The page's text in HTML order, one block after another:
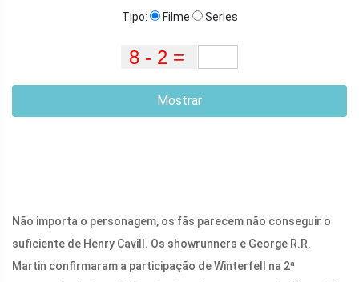
Tipo: Filme Series
Mostrar
Não importa o personagem, os fãs parecem não conseguir o
suficiente de Henry Cavill. Os showrunners e George R.R.
Martin confirmaram a participação de Winterfell na 2ª